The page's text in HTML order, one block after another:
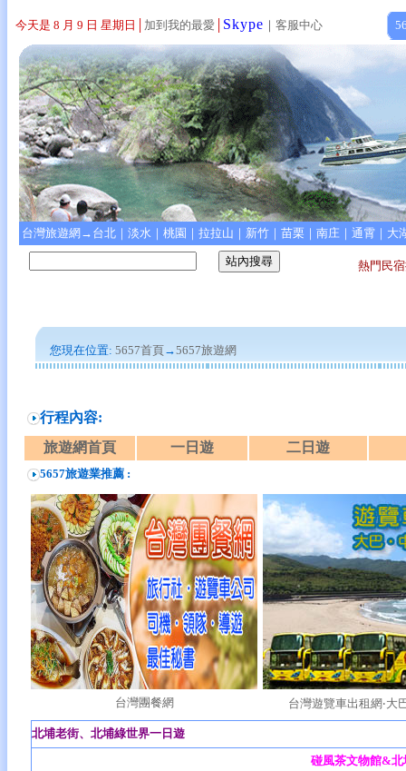
今天是 8 月 9 日 星期日 加到我的最愛 Skype ｜ 客服中心
台灣旅遊網→ 台北 ｜ 淡水 ｜ 桃園 ｜ 拉拉山 ｜ 新竹 ｜ 苗栗 ｜ 南庄 ｜ 通霄 ｜ 大
熱門民
您現在位置: 5657首頁→5657旅遊網
行程內容:
旅遊網首頁
一日遊 二日遊
5657旅遊業推薦 :
台灣團餐網 台灣遊覽車出租網‧大
北埔老街、北埔綠世界一日遊
碰風茶文物館&北